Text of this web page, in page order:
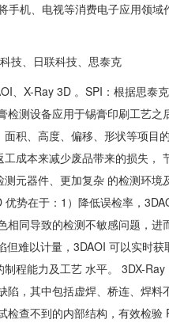
手机、电视等消费电子应用领
技、日联科技、思泰克
、X-Ray 3D 。SPI：根据思泰
检测设备应用于锡膏印刷工艺
积、高度、偏移、形状等项目
成本来减少废品带来的损失，
元器件、更加复杂 的检测环
势在于：1）降低误检率，
相同导致的检测不敏感问题，
但难以计量，3DAOI 可以实时
程能力及工艺 水平。 3DX-
陷，其中包括虚焊、桥连、焊
检查不到的内部结构，有效检